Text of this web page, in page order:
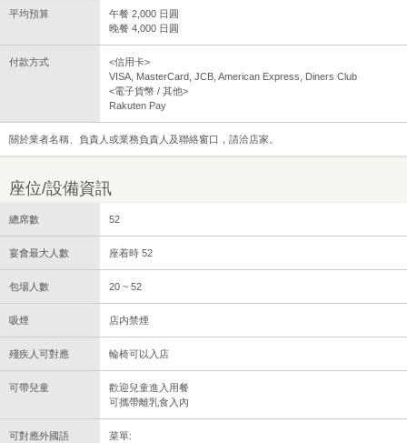
平均預算
午餐 2,000 日圓
晚餐 4,000 日圓
付款方式
<信用卡>
VISA, MasterCard, JCB, American Express, Diners Club
<電子貨幣 / 其他>
Rakuten Pay
關於業者名稱、負責人或業務負責人及聯絡窗口，請洽店家。
座位/設備資訊
總席數 52
宴會最大人數 座着時 52
包場人數 20 ~ 52
吸煙 店内禁煙
殘疾人可對應 輪椅可以入店
可帶兒童
歡迎兒童進入用餐
可攜帶離乳食入內
可對應外國語
菜單: